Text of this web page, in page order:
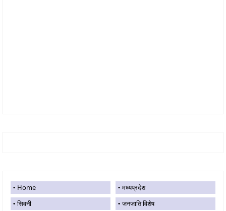
Home
मध्यप्रदेश
सिवनी
जनजाति विशेष